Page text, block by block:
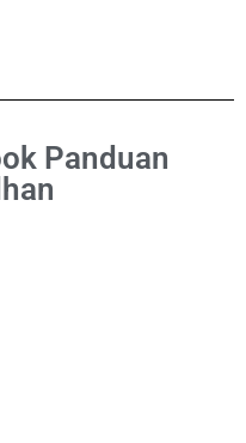
Panduan